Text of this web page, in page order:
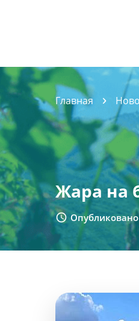
Главная
Жара на
Опубликовано